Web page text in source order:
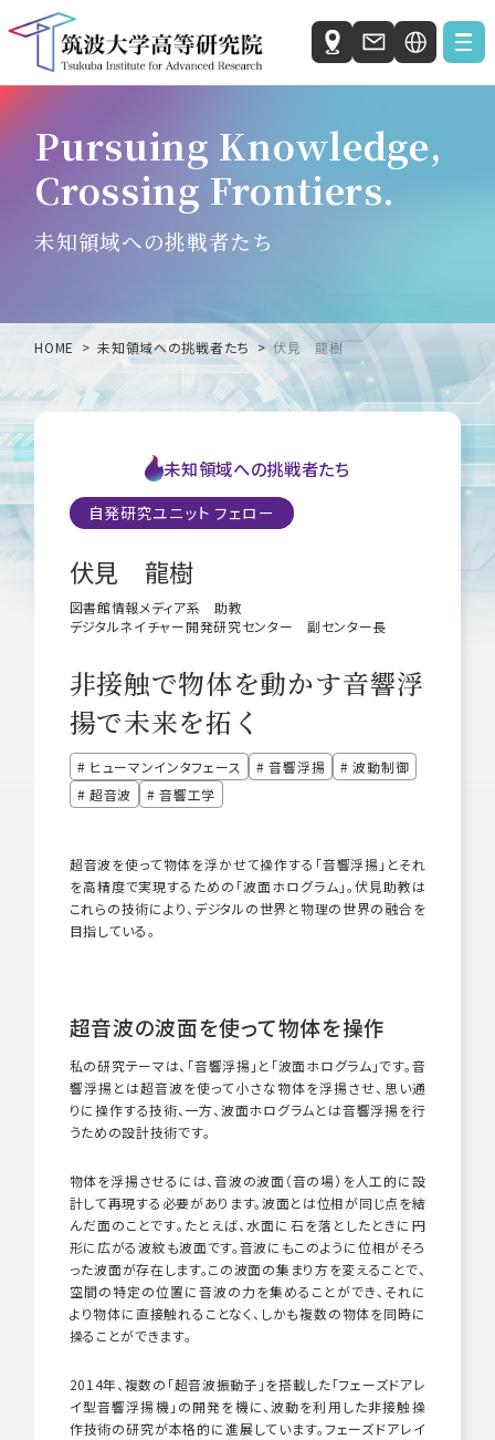
私たちの研究活動
自発研究ユニット
人工知能科学センター（C-AIR）
微生物サステイナビリティ研究センター（MiCS）
筑波大学高等研究院について
研究院長メッセージ
理念・ミッション・ビジョン
組織体制・概要
採用情報
English
Pursuing Knowledge,
Crossing Frontiers.
未知領域への挑戦者たち
HOME 未知領域への挑戦者たち 伏見 龍樹
未知領域への挑戦者たち
自発研究ユニット フェロー
伏見 龍樹
図書館情報メディア系 助教
デジタルネイチャー開発研究センター 副センター長
非接触で物体を動かす音響浮
揚で未来を拓く
# ヒューマンインタフェース # 音響浮揚
# 波動制御
# 超音波
# 音響工学
超音波を使って物体を浮かせて操作する「音響浮揚」とそれ
を高精度で実現するための「波面ホログラム」。伏見助教は
これらの技術により、デジタルの世界と物理の世界の融合を
目指している。
超音波の波面を使って物体を操作
私の研究テーマは、「音響浮揚」と「波面ホログラム」です。音
響浮揚とは超音波を使って小さな物体を浮揚させ、思い通
りに操作する技術、一方、波面ホログラムとは音響浮揚を行
うための設計技術です。
物体を浮揚させるには、音波の波面（音の場）を人工的に設
計して再現する必要があります。波面とは位相が同じ点を結
んだ面のことです。たとえば、水面に石を落としたときに円
形に広がる波紋も波面です。音波にもこのように位相がそろ
った波面が存在します。この波面の集まり方を変えることで、
空間の特定の位置に音波の力を集めることができ、それに
より物体に直接触れることなく、しかも複数の物体を同時に
操ることができます。
2014年、複数の 「超音波振動子」を搭載した「フェーズドアレ
イ型音響浮揚機」の開発を機に、波動を利用した非接触操
作技術の研究が本格的に進展しています。フェーズドアレイ